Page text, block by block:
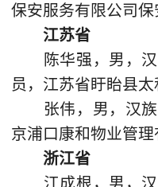
保安服务有限公司保
江苏省
陈华强，男，汉
员，江苏省盱眙县太
张伟，男，汉族
京浦口康和物业管理
浙江省
江成根，男，汉